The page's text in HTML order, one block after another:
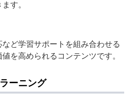
す。
ど学習サポートを組み合わせる
を高められるコンテンツです。
ーニング